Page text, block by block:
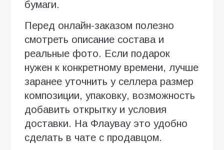
бумаги.
Перед онлайн-заказом полезно
смотреть описание состава и
реальные фото. Если подарок
нужен к конкретному времени, лучше
заранее уточнить у селлера размер
композиции, упаковку, возможность
добавить открытку и условия
доставки. На Флаувау это удобно
сделать в чате с продавцом.